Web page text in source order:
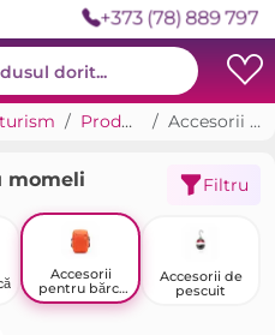
+373 (78) 889 797
Produse pentru pescuit Accesorii pentru bărci cu momeli
momeli Filtru
Accesorii
pentru bărci
cu momeli
Accesorii de
pescuit